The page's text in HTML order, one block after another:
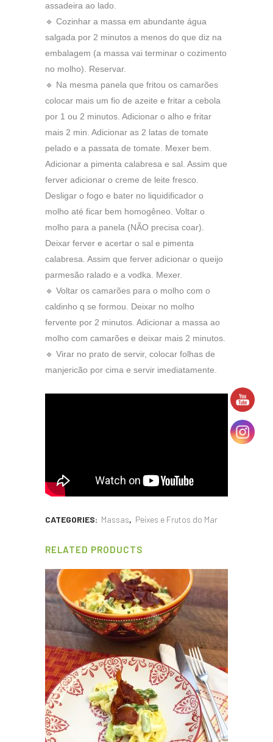
assadeira ao lado.
🔹 Cozinhar a massa em abundante água
salgada por 2 minutos a menos do que diz na
embalagem (a massa vai terminar o cozimento
no molho). Reservar.
🔹 Na mesma panela que fritou os camarões
colocar mais um fio de azeite e fritar a cebola
por 1 ou 2 minutos. Adicionar o alho e fritar
mais 2 min. Adicionar as 2 latas de tomate
pelado e a passata de tomate. Mexer bem.
Adicionar a pimenta calabresa e sal. Assim que
ferver adicionar o creme de leite fresco.
Desligar o fogo e bater no liquidificador o
molho até ficar bem homogêneo. Voltar o
molho para a panela (NÃO precisa coar).
Deixar ferver e acertar o sal e pimenta
calabresa. Assim que ferver adicionar o queijo
parmesão ralado e a vodka. Mexer.
🔹 Voltar os camarões para o molho com o
caldinho q se formou. Deixar no molho
fervente por 2 minutos. Adicionar a massa ao
molho com camarões e deixar mais 2 minutos.
🔹 Virar no prato de servir, colocar folhas de
manjericão por cima e servir imediatamente.
CATEGORIES: Massas, Peixes e Frutos do Mar
RELATED PRODUCTS